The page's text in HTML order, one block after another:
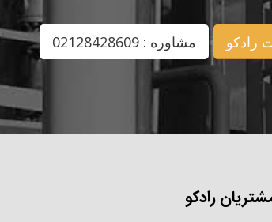
رادکو مشاوره : 02128428609
رادکو